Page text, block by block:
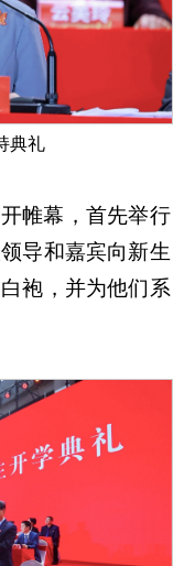
典礼
帷幕，首先举行
导和嘉宾向新生
袍，并为他们系